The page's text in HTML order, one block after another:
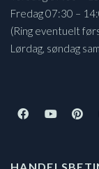
Fredag 07:30 –
(Ring eventuelt
Lørdag, søndag